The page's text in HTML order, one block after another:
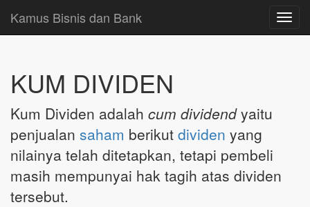
Kamus Bisnis dan Bank
KUM DIVIDEN
Kum Dividen adalah cum dividendyaitu
penjualan saham berikut dividen yang
nilainya telah ditetapkan, tetapi pembeli
masih mempunyai hak tagih atas dividen
tersebut.